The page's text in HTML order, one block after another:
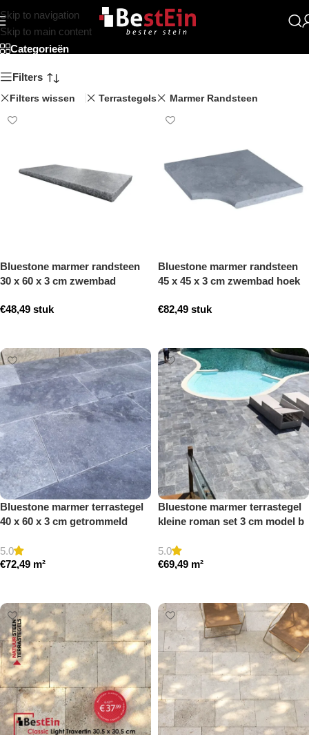
Skip to navigation
Skip to main content
Beststein
Categorieën
Filters
Filters wissen Terrastegels Marmer Randsteen
Bluestone marmer randsteen
30 x 60 x 3 cm zwembad
€48,49 stuk
Bluestone marmer randsteen
45 x 45 x 3 cm zwembad hoek
€82,49 stuk
Bluestone marmer terrastegel
40 x 60 x 3 cm getrommeld
5.0
€72,49 m²
Bluestone marmer terrastegel
kleine roman set 3 cm model b
5.0
€69,49 m²